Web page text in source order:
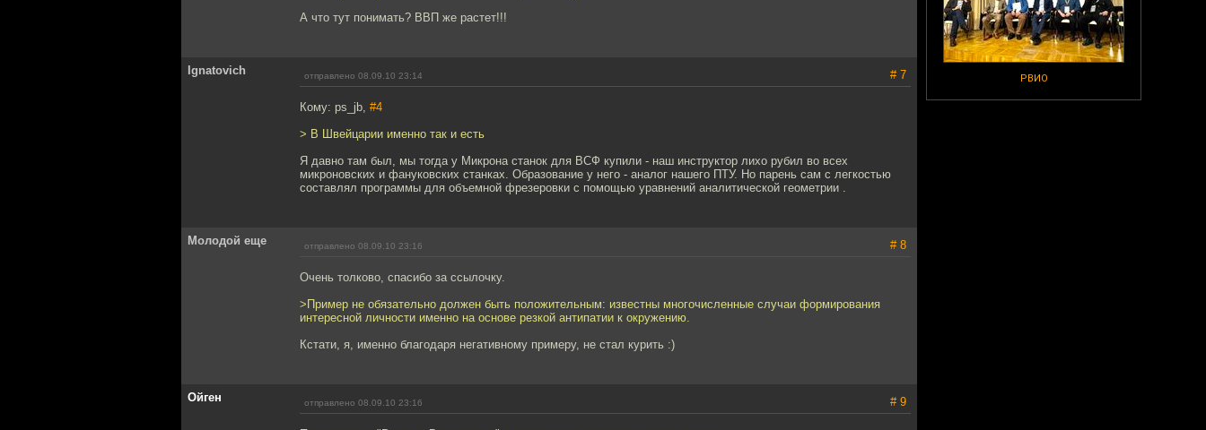
РВИО
А что тут понимать? ВВП же растет!!!
Ignatovich отправлено 08.09.10 23:14 # 7
Кому: ps_jb, #4
> В Швейцарии именно так и есть
Я давно там был, мы тогда у Микрона станок для ВСФ купили - наш инструктор лихо рубил во всех
микроновских и фануковских станках. Образование у него - аналог нашего ПТУ. Но парень сам с легкостью
составлял программы для объемной фрезеровки с помощью уравнений аналитической геометрии .
Молодой еще отправлено 08.09.10 23:16 # 8
Очень толково, спасибо за ссылочку.
>Пример не обязательно должен быть положительным: известны многочисленные случаи формирования
интересной личности именно на основе резкой антипатии к окружению.
Кстати, я, именно благодаря негативному примеру, не стал курить :)
Ойген отправлено 08.09.10 23:16 # 9